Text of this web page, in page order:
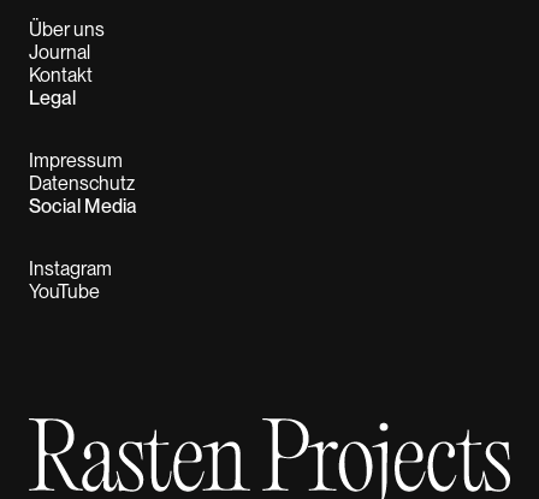
Über uns
Journal
Kontakt
Legal
Impressum
Datenschutz
Social Media
Instagram
YouTube